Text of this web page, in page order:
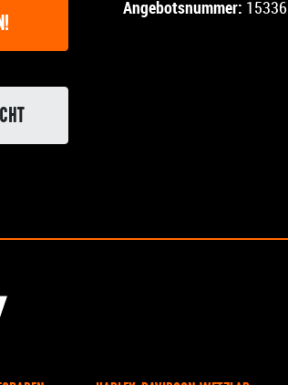
Angebotsnummer: 15336